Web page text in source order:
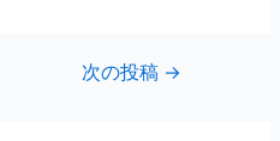
次の投稿 →